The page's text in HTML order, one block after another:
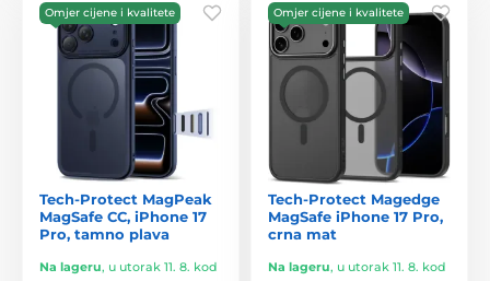
Omjer cijene i kvalitete
Tech-Protect MagPeak
MagSafe CC, iPhone 17
Pro, tamno plava
Na lageru, u utorak 11. 8. kod
Omjer cijene i kvalitete
Tech-Protect Magedge
MagSafe iPhone 17 Pro,
crna mat
Na lageru, u utorak 11. 8. kod